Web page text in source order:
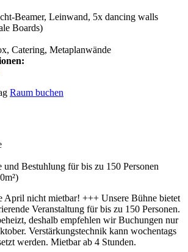
Beamer, Leinwand, 5x dancing walls
Boards)
Catering, Metaplanwände
Raum buchen
April nicht mietbar! +++ Unsere Bühne bietet
Veranstaltung für bis zu 150 Personen.
deshalb empfehlen wir Buchungen nur
Verstärkungstechnik kann wochentags
werden. Mietbar ab 4 Stunden.